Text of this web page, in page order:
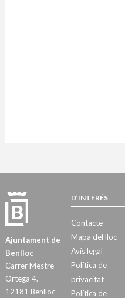
Ajuntament de
Benlloc
Carrer Mestre
Ortega 4.
12181 Benlloc
D’INTERÉS
Contacte
Mapa del lloc
Avís legal
Política de
privacitat
Política de